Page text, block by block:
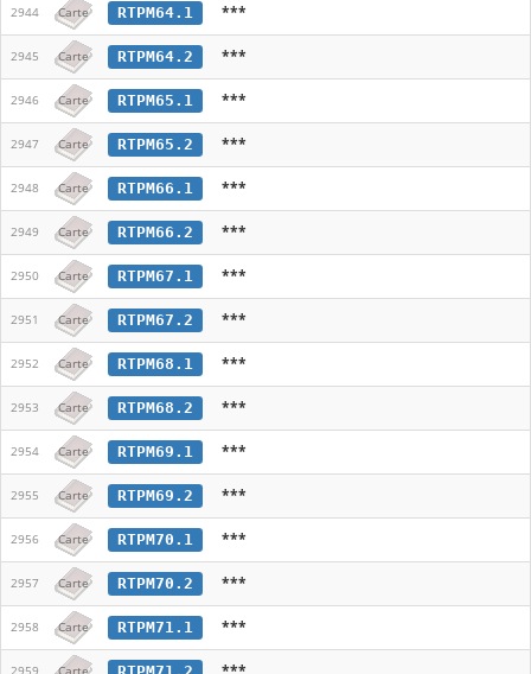
2944 Carte RTPM64.1 ***
2945 Carte RTPM64.2 ***
2946 Carte RTPM65.1 ***
2947 Carte RTPM65.2 ***
2948 Carte RTPM66.1 ***
2949 Carte RTPM66.2 ***
2950 Carte RTPM67.1 ***
2951 Carte RTPM67.2 ***
2952 Carte RTPM68.1 ***
2953 Carte RTPM68.2 ***
2954 Carte RTPM69.1 ***
2955 Carte RTPM69.2 ***
2956 Carte RTPM70.1 ***
2957 Carte RTPM70.2 ***
2958 Carte RTPM71.1 ***
***